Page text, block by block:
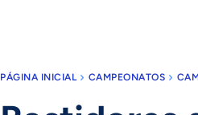
PÁGINA INICIAL CAMPEONATOS